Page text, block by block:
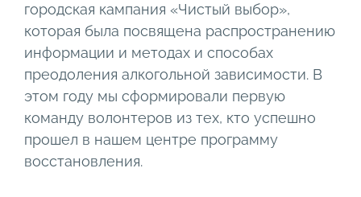
городская кампания «Чистый выбор»,
которая была посвящена распространению
информации и методах и способах
преодоления алкогольной зависимости. В
этом году мы сформировали первую
команду волонтеров из тех, кто успешно
прошел в нашем центре программу
восстановления.